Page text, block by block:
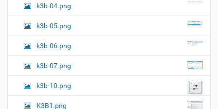
k3b-04.png
k3b-05.png
k3b-06.png
k3b-07.png
k3b-10.png
K3B1.png